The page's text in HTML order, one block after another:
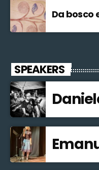
Da bosco
SPEAKERS